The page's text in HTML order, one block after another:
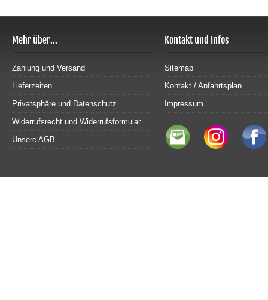
Mehr über...
Zahlung und Versand
Lieferzeiten
Privatsphäre und Datenschutz
Widerrufsrecht und Widerrufsformular
Unsere AGB
Kontakt und Infos
Sitemap
Kontakt / Anfahrtsplan
Impressum